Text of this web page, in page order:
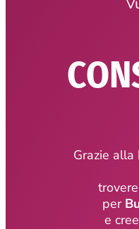
Grazie alla
per
e